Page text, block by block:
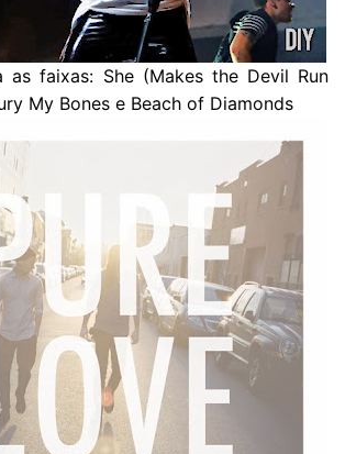
as faixas: She (Makes the Devil Run
My Bones e Beach of Diamonds